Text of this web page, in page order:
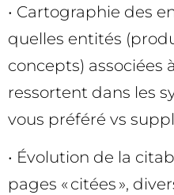
• Cartographie des
quelles entités
concepts) associées
ressortent dans les
vous préféré vs
• Évolution de la
pages « citées »,